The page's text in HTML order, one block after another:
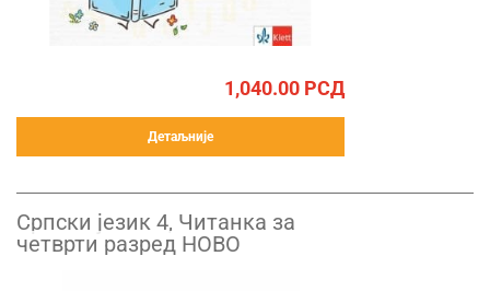
1,040.00 РСД
Детаљније
Српски језик 4, Читанка за
четврти разред НОВО